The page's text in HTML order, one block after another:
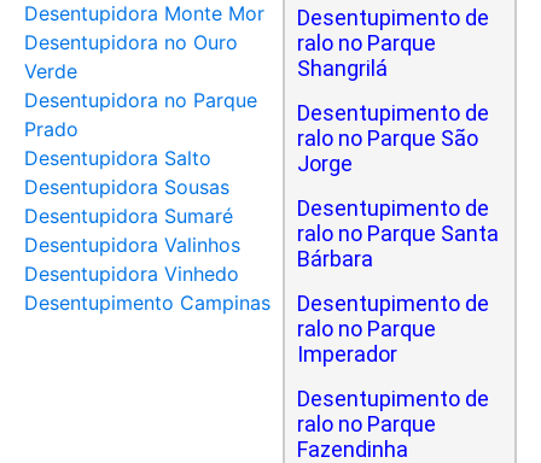
Desentupidora Monte Mor
Desentupidora no Ouro
Verde
Desentupidora no Parque
Prado
Desentupidora Salto
Desentupidora Sousas
Desentupidora Sumaré
Desentupidora Valinhos
Desentupidora Vinhedo
Desentupimento Campinas
Desentupimento de
ralo no Parque
Shangrilá
Desentupimento de
ralo no Parque São
Jorge
Desentupimento de
ralo no Parque Santa
Bárbara
Desentupimento de
ralo no Parque
Imperador
Desentupimento de
ralo no Parque
Fazendinha